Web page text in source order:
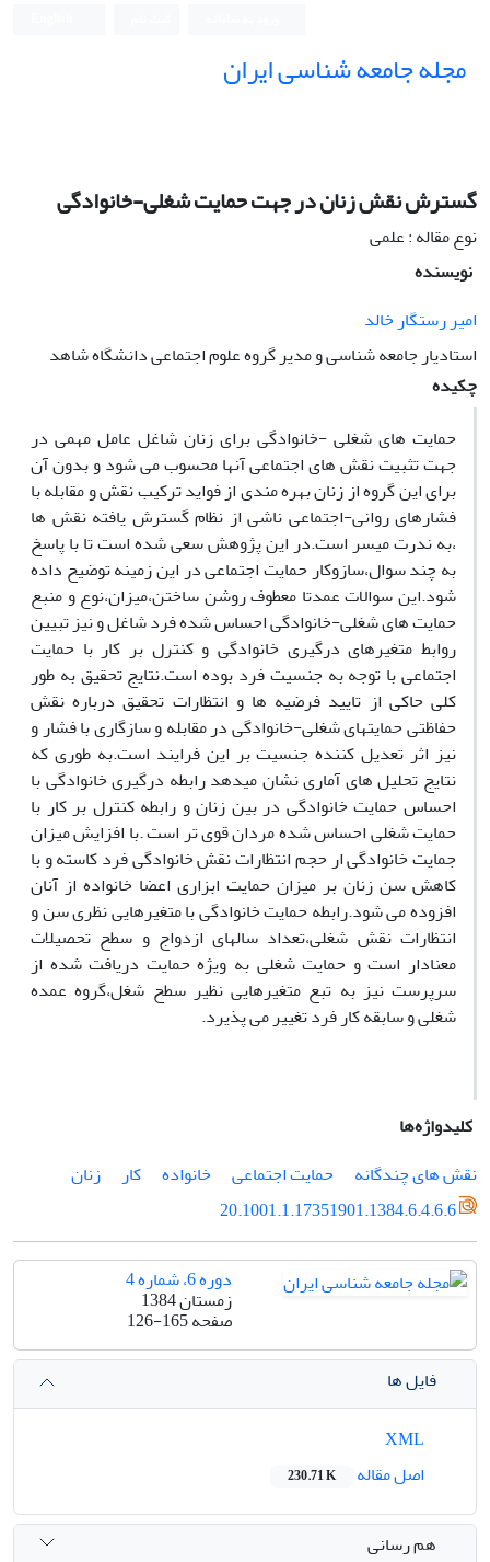
مجله جامعه شناسی ایران
گسترش نقش زنان در جهت حمایت شغلی-خانوادگی
نوع مقاله : علمی
نویسنده
امیر رستگار خالد
استادیار جامعه شناسی و مدیر گروه علوم اجتماعی دانشگاه شاهد
چکیده
حمایت های شغلی -خانوادگی برای زنان شاغل عامل مهمی در
جهت تثبیت نقش های اجتماعی آنها محسوب می شود و بدون آن
برای این گروه از زنان بهره مندی از فواید ترکیب نقش و مقابله با
فشارهای روانی-اجتماعی ناشی از نظام گسترش یافته نقش ها
،به ندرت میسر است.در این پژوهش سعی شده است تا با پاسخ
به چند سوال،سازوکار حمایت اجتماعی در این زمینه توضیح داده
شود.این سوالات عمدتا معطوف روشن ساختن،میزان،نوع و منبع
حمایت های شغلی-خانوادگی احساس شده فرد شاغل و نیز تبیین
روابط متغیرهای درگیری خانوادگی و کنترل بر کار با حمایت
اجتماعی با توجه به جنسیت فرد بوده است.نتایج تحقیق به طور
کلی حاکی از تایید فرضیه ها و انتظارات تحقیق درباره نقش
حفاظتی حمایتهای شغلی-خانوادگی در مقابله و سازگاری با فشار و
نیز اثر تعدیل کننده جنسیت بر این فرایند است.به طوری که
نتایج تحلیل های آماری نشان میدهد رابطه درگیری خانوادگی با
احساس حمایت خانوادگی در بین زنان و رابطه کنترل بر کار با
حمایت شغلی احساس شده مردان قوی تر است .با افزایش میزان
جمایت خانوادگی ار حجم انتظارات نقش خانوادگی فرد کاسته و با
کاهش سن زنان بر میزان حمایت ابزاری اعضا خانواده از آنان
افزوده می شود.رابطه حمایت خانوادگی با متغیرهایی نظری سن و
انتظارات نقش شغلی،تعداد سالهای ازدواج و سطح تحصیلات
معنادار است و حمایت شغلی به ویژه حمایت دریافت شده از
سرپرست نیز به تبع متغیرهایی نظیر سطح شغل،گروه عمده
شغلی و سابقه کار فرد تغییر می پذیرد.
کلیدواژه‌ها
نقش های چندگانه
حمایت اجتماعی خانواده کار
زنان
20.1001.1.17351901.1384.6.4.6.6
دوره 6، شماره 4
زمستان 1384
صفحه126-165
فایل ها
اصل مقاله
230.71 K
هم رسانی